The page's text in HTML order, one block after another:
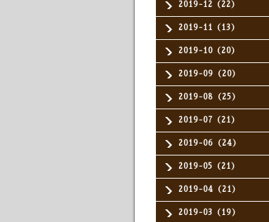
2019-12（22）
2019-11（13）
2019-10（20）
2019-09（20）
2019-08（25）
2019-07（21）
2019-06（24）
2019-05（21）
2019-04（21）
2019-03（19）